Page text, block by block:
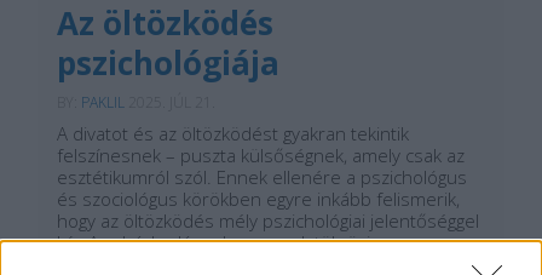
Az öltözködés
pszichológiája
PAKLIL
A divatot és az öltözködést gyakran tekintik
felszínesnek – puszta külsőségnek, amely csak az
esztétikumról szól. Ennek ellenére a pszichológus
és szociológus körökben egyre inkább felismerik,
hogy az öltözködés mély pszichológiai jelentőséggel
bír. A ruházkodásunk nemcsak tükrözi